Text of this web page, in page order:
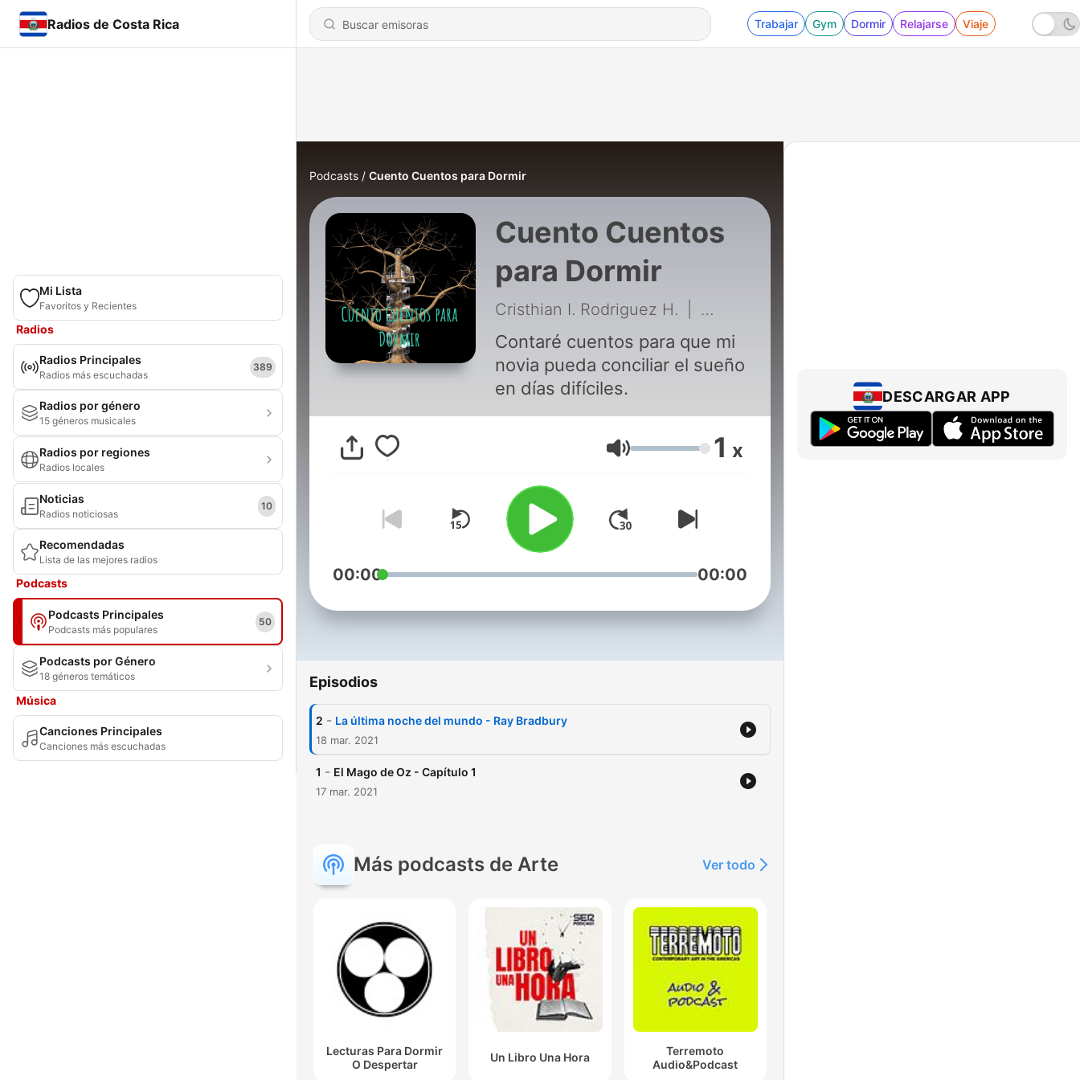
Radios de Costa Rica Trabajar Gym Dormir Relajarse Viaje
Mi Lista
Favoritos y Recientes
Radios
Radios Principales
Radios más escuchadas
389
Radios por género
15 géneros musicales
Radios por regiones
Radios locales
Noticias
Radios noticiosas
10
Recomendadas
Lista de las mejores radios
Podcasts
Podcasts Principales
Podcasts más populares
50
Podcasts por Género
18 géneros temáticos
Música
Canciones Principales
Canciones más escuchadas
Podcasts Cuento Cuentos para Dormir
Cuento Cuentos
para Dormir
Cristhian I. Rodriguez H. 2 - La última noche del mundo - Ray Bradbury
Contaré cuentos para que mi
novia pueda conciliar el sueño
en días difíciles.
Volumen 1 x
00:00 00:00
Episodios
2 - La última noche del mundo - Ray Bradbury
18 mar. 2021
1 - El Mago de Oz - Capítulo 1
17 mar. 2021
Más podcasts de Arte Ver todo
Lecturas Para Dormir
O Despertar
Un Libro Una Hora
Terremoto
Audio&Podcast
DESCARGAR APP